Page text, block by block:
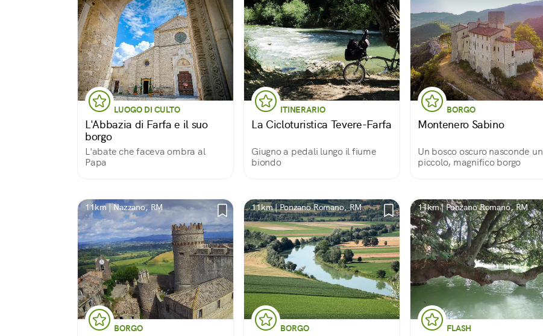
LUOGO DI CULTO
L'Abbazia di Farfa e il suo
borgo
L'abate che faceva ombra al
Papa
ITINERARIO
La Cicloturistica Tevere-Farfa
Giugno a pedali lungo il fiume
biondo
BORGO
Montenero Sabino
Un bosco oscuro nasconde un
piccolo, magnifico borgo
11km | Nazzano, RM
BORGO
11km | Ponzano Romano, RM
BORGO
11km | Ponzano Romano, RM
FLASH